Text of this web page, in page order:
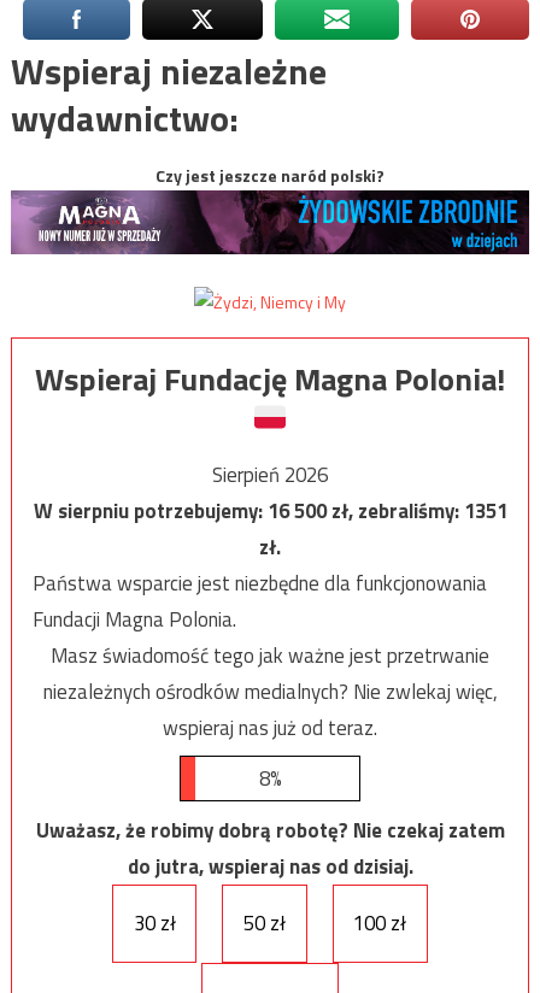
Wspieraj niezależne
wydawnictwo:
Czy jest jeszcze naród polski?
Wspieraj Fundację Magna Polonia!
Sierpień 2026
W sierpniu potrzebujemy:16 500zł, zebraliśmy:1351
zł.
Państwa wsparcie jest niezbędne dla funkcjonowania
Fundacji Magna Polonia.
Masz świadomość tego jak ważne jest przetrwanie
niezależnych ośrodków medialnych? Nie zwlekaj więc,
wspieraj nas już od teraz.
8%
Uważasz, że robimy dobrą robotę? Nie czekaj zatem
do jutra, wspieraj nas od dzisiaj.
30 zł
50 zł 100 zł